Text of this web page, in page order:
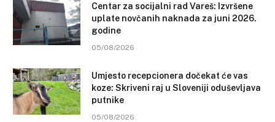
Centar za socijalni rad Vareš: Izvršene
uplate novčanih naknada za juni 2026.
godine
05/08/2026
Umjesto recepcionera dočekat će vas
koze: Skriveni raj u Sloveniji oduševljava
putnike
05/08/2026